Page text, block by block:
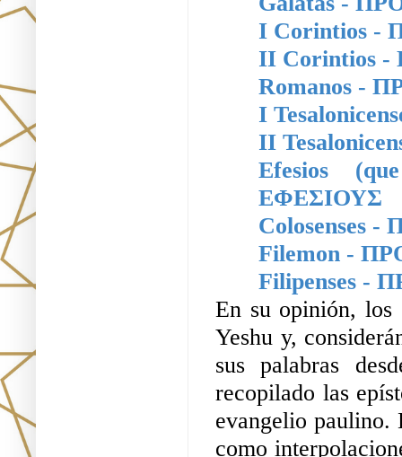
I Corintios -
II Corintios -
Romanos -
I
II
Efesios
ΕΦΕΣΙΟΥΣ
Colosenses -
Filemon -
Filipenses -
En su opinión, los
Yeshu y,
sus palabras
recopilado las
evangelio paulino.
como